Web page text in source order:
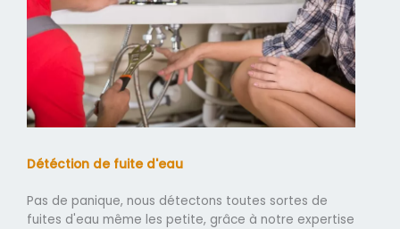
Détéction de fuite d'eau
Pas de panique, nous détectons toutes sortes de
fuites d'eau même les petite, grâce à notre expertise